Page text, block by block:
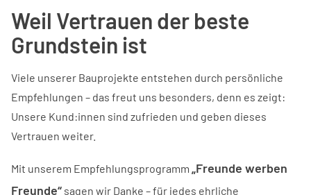
Weil Vertrauen der beste
Grundstein ist
Viele unserer Bauprojekte entstehen durch persönliche
Empfehlungen – das freut uns besonders, denn es zeigt:
Unsere Kund:innen sind zufrieden und geben dieses
Vertrauen weiter.
Mit unserem Empfehlungsprogramm „Freunde werben
Freunde“ sagen wir Danke – für jedes ehrliche